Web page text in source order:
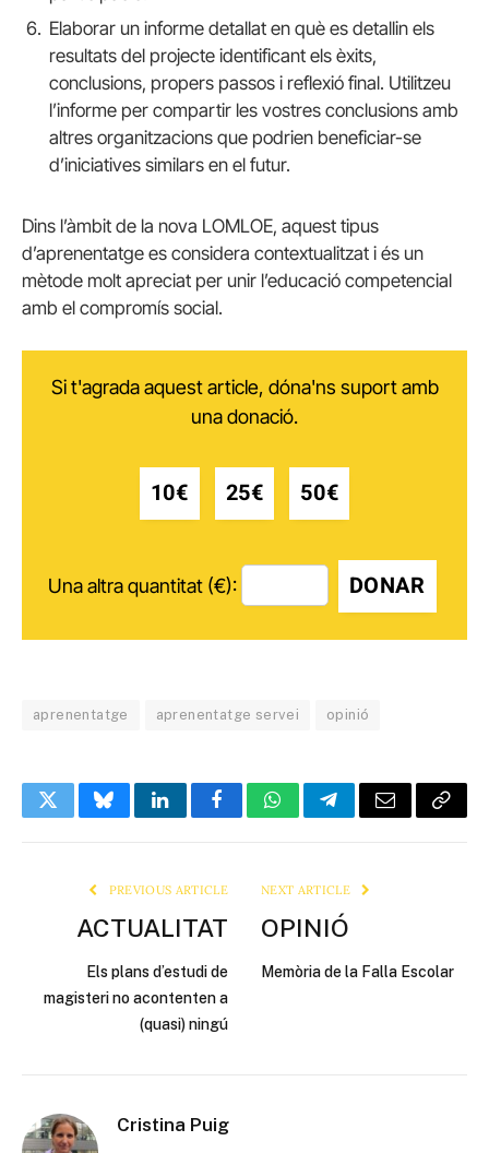
Elaborar un informe detallat en què es detallin els
resultats del projecte identificant els èxits,
conclusions, propers passos i reflexió final. Utilitzeu
l’informe per compartir les vostres conclusions amb
altres organitzacions que podrien beneficiar-se
d’iniciatives similars en el futur.
Dins l’àmbit de la nova LOMLOE, aquest tipus
d’aprenentatge es considera contextualitzat i és un
mètode molt apreciat per unir l’educació competencial
amb el compromís social.
Si t'agrada aquest article, dóna'ns suport amb
una donació.
10€ 25€ 50€
Una altra quantitat (€): DONAR
aprenentatge aprenentatge servei opinió
TwitterBlueskyLinkedInFacebookWhatsAppTelegramEmail Copy
PREVIOUS ARTICLE
ACTUALITAT
Els plans d’estudi de
magisteri no acontenten a
(quasi) ningú
NEXT ARTICLE
OPINIÓ
Memòria de la Falla Escolar
Cristina Puig